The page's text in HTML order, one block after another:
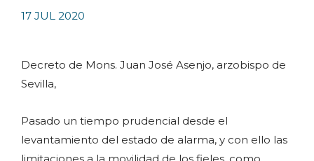
17 JUL 2020
Decreto de Mons. Juan José Asenjo, arzobispo de
Sevilla,
Pasado un tiempo prudencial desde el
levantamiento del estado de alarma, y con ello las